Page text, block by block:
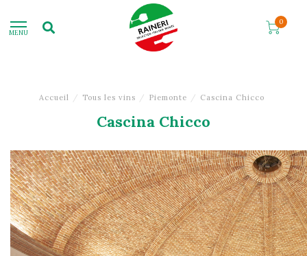
MENU
0
Accueil / Tous les vins / Piemonte / Cascina Chicco
Cascina Chicco